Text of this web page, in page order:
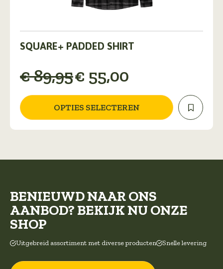
SQUARE+ PADDED SHIRT
€89,95Oorspronkelijke
prijs
was:
€ 89,95.
€ 55,00
is:
€ 55,00.
OPTIES SELECTEREN
product
heeft
variaties.
Deze
kan
gekozen
worden
op
BENIEUWD NAAR ONS
AANBOD? BEKIJK NU ONZE
SHOP
Uitgebreid assortiment met diverse producten Snelle levering